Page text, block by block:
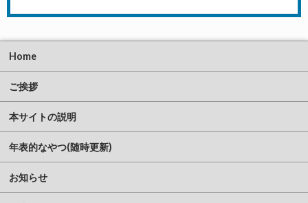
Home
ご挨拶
本サイトの説明
年表的なやつ(随時更新)
お知らせ